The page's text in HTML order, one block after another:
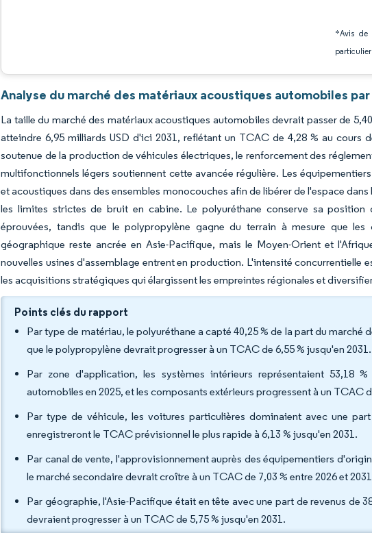
*Avis de
particulier
Analyse du marché des matériaux acoustiques automobiles
La taille du marché des matériaux acoustiques automobiles devrait passer de
atteindre 6,95 milliards USD d'ici 2031, reflétant un TCAC de 4,28 % au cours
soutenue de la production de véhicules électriques, le renforcement des
multifonctionnels légers soutiennent cette avancée régulière. Les
et acoustiques dans des ensembles monocouches afin de libérer de l'espace
les limites strictes de bruit en cabine. Le polyuréthane conserve sa position
éprouvées, tandis que le polypropylène gagne du terrain à mesure que
géographique reste ancrée en Asie-Pacifique, mais le Moyen-Orient et
nouvelles usines d'assemblage entrent en production. L'intensité concurrentielle
les acquisitions stratégiques qui élargissent les empreintes régionales et
Points clés du rapport
Par type de matériau, le polyuréthane a capté 40,25 % de la part du
que le polypropylène devrait progresser à un TCAC de 6,55 % jusqu'en 2031.
Par zone d'application, les systèmes intérieurs représentaient 53,18
automobiles en 2025, et les composants extérieurs progressent à un TCAC
Par type de véhicule, les voitures particulières dominaient avec une
enregistreront le TCAC prévisionnel le plus rapide à 6,13 % jusqu'en 2031.
Par canal de vente, l'approvisionnement auprès des équipementiers
le marché secondaire devrait croître à un TCAC de 7,03 % entre 2026 et
Par géographie, l'Asie-Pacifique était en tête avec une part de revenus de
devraient progresser à un TCAC de 5,75 % jusqu'en 2031.